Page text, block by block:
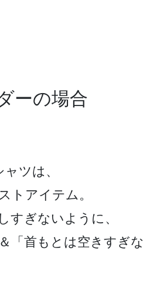
ーの場合
ツは、
トアイテム。
すぎないように、
「首もとは空きすぎ